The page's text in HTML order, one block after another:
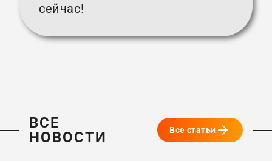
сейчас!
ВСЕ
НОВОСТИ
Все статьи